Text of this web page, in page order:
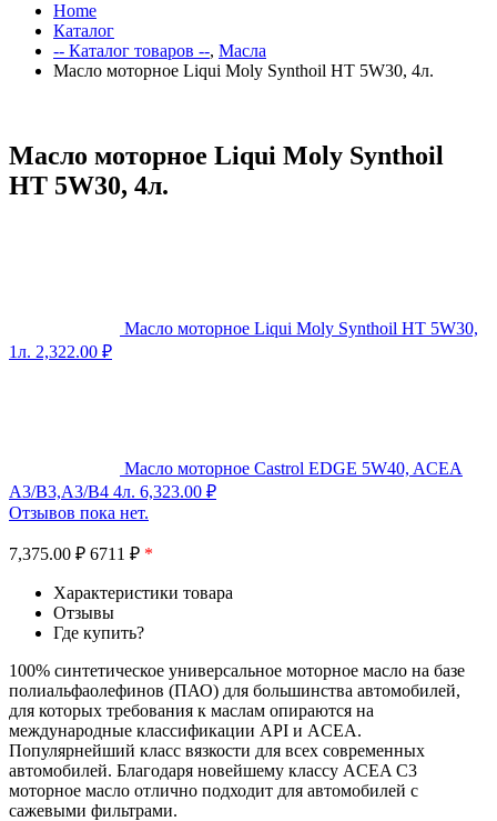
Home
Каталог
-- Каталог товаров --, Масла
Масло моторное Liqui Moly Synthoil HT 5W30, 4л.
Масло моторное Liqui Moly Synthoil
HT 5W30, 4л.
Масло моторное Liqui Moly Synthoil HT 5W30,
1л. 2,322.00 ₽
Масло моторное Castrol EDGE 5W40, ACEA
A3/B3,A3/B4 4л. 6,323.00 ₽
Отзывов пока нет.
7,375.00 ₽ 6711 ₽ *
Характеристики товара
Отзывы
Где купить?
100% синтетическое универсальное моторное масло на базе
полиальфаолефинов (ПАО) для большинства автомобилей,
для которых требования к маслам опираются на
международные классификации API и ACEA.
Популярнейший класс вязкости для всех современных
автомобилей. Благодаря новейшему классу ACEA C3
моторное масло отлично подходит для автомобилей с
сажевыми фильтрами.